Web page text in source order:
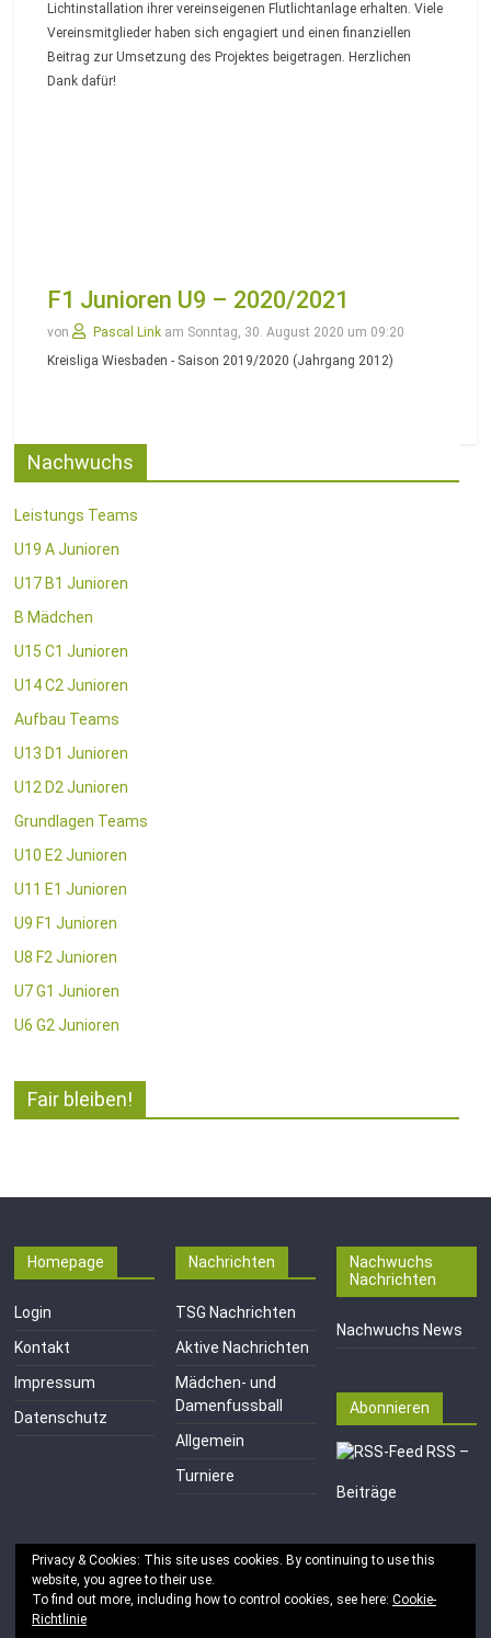
Lichtinstallation ihrer vereinseigenen Flutlichtanlage erhalten. Viele
Vereinsmitglieder haben sich engagiert und einen finanziellen
Beitrag zur Umsetzung des Projektes beigetragen. Herzlichen
Dank dafür!
F1 Junioren U9 – 2020/2021
von Pascal Link am Sonntag, 30. August 2020 um 09:20
Kreisliga Wiesbaden - Saison 2019/2020 (Jahrgang 2012)
Nachwuchs
Leistungs Teams
U19 A Junioren
U17 B1 Junioren
B Mädchen
U15 C1 Junioren
U14 C2 Junioren
Aufbau Teams
U13 D1 Junioren
U12 D2 Junioren
Grundlagen Teams
U10 E2 Junioren
U11 E1 Junioren
U9 F1 Junioren
U8 F2 Junioren
U7 G1 Junioren
U6 G2 Junioren
Fair bleiben!
Homepage
Login
Kontakt
Impressum
Datenschutz
Nachrichten
TSG Nachrichten
Aktive Nachrichten
Mädchen- und
Damenfussball
Allgemein
Turniere
Nachwuchs
Nachrichten
Nachwuchs News
Abonnieren
RSS –
Beiträge
Privacy & Cookies: This site uses cookies. By continuing to use this
website, you agree to their use.
To find out more, including how to control cookies, see here: Cookie-
Richtlinie
Copyright © 2026